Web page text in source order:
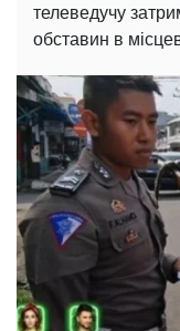
телеведучу
обставин в